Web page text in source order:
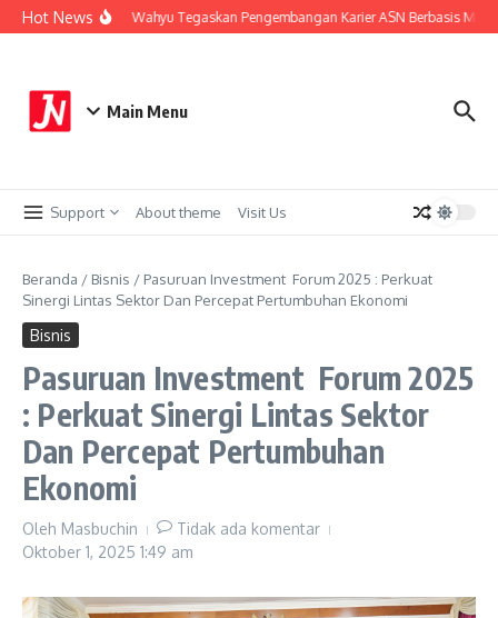
Lewati ke konten
Hot News
Merit, Wali Kota Wahyu Tegaskan Pengembangan Karier ASN Berbasis
Main Menu
Support About theme Visit Us
Beranda / Bisnis / Pasuruan Investment Forum 2025 : Perkuat
Sinergi Lintas Sektor Dan Percepat Pertumbuhan Ekonomi
Bisnis
Pasuruan Investment Forum 2025
: Perkuat Sinergi Lintas Sektor
Dan Percepat Pertumbuhan
Ekonomi
Oleh Masbuchin
Tidak ada komentar
Oktober 1, 2025 1:49 am